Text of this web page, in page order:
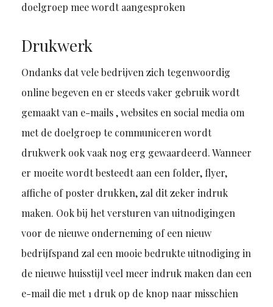
doelgroep mee wordt aangesproken
Drukwerk
Ondanks dat vele bedrijven zich tegenwoordig
online begeven en er steeds vaker gebruik wordt
gemaakt van e-mails , websites en social media om
met de doelgroep te communiceren wordt
drukwerk ook vaak nog erg gewaardeerd. Wanneer
er moeite wordt besteedt aan een folder, flyer,
affiche of poster drukken, zal dit zeker indruk
maken. Ook bij het versturen van uitnodigingen
voor de nieuwe onderneming of een nieuw
bedrijfspand zal een mooie bedrukte uitnodiging in
de nieuwe huisstijl veel meer indruk maken dan een
e-mail die met 1 druk op de knop naar misschien